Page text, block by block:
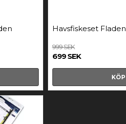
Havsfiskeset Fladen
999 SEK
699 SEK
KÖP